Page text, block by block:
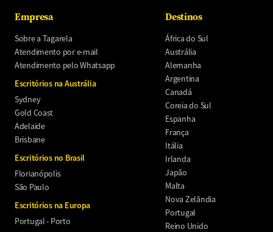
Empresa
Sobre a Tagarela
Atendimento por e-mail
Atendimento pelo Whatsapp
Escritórios na Austrália
Sydney
Gold Coast
Adelaide
Brisbane
Escritórios no Brasil
Florianópolis
São Paulo
Escritórios na Europa
Portugal - Porto
Destinos
África do Sul
Austrália
Alemanha
Argentina
Canadá
Coreia do Sul
Espanha
França
Itália
Irlanda
Japão
Malta
Nova Zelândia
Portugal
Reino Unido